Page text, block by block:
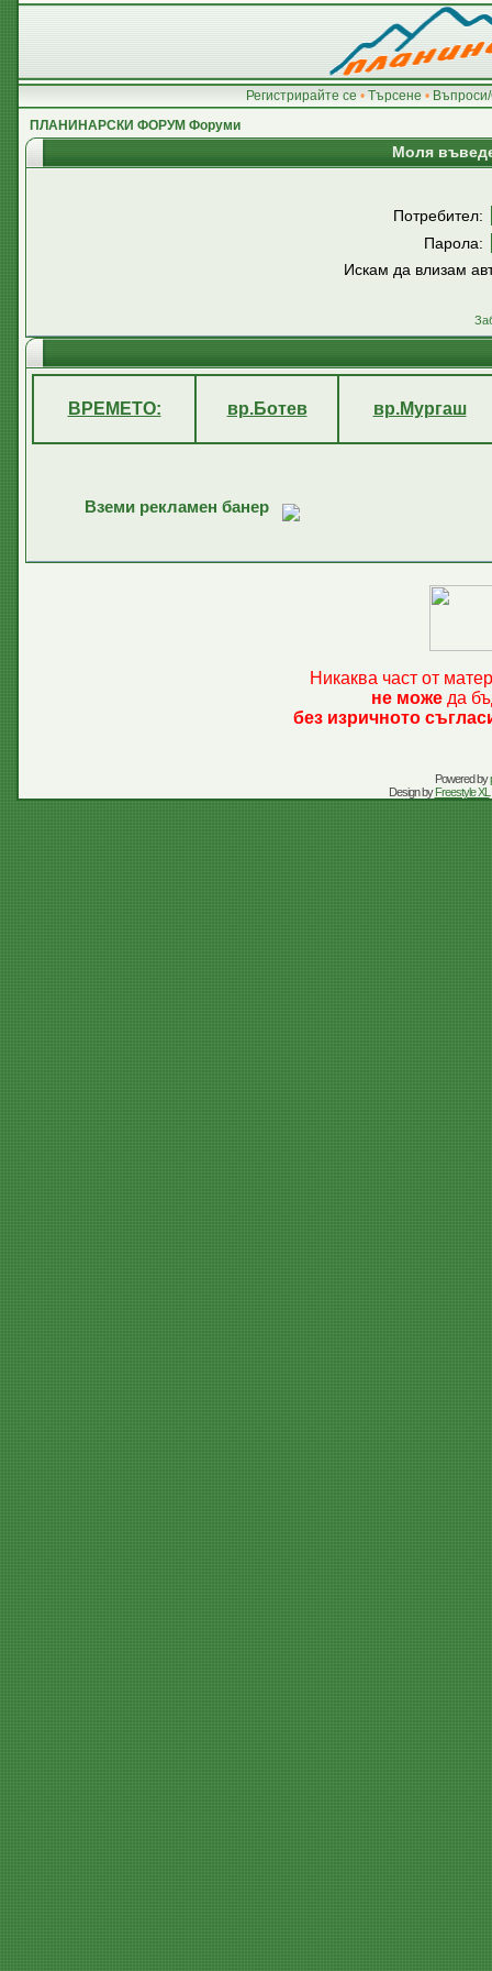
Регистрирайте се • Търсене •
ПЛАНИНАРСКИ ФОРУМ Форуми
Моля
Потребител:
Парола:
Искам да влизам
ВРЕМЕТО: вр.Ботев вр.Мургаш
Вземи рекламен банер
Никаква част от
не може да
без изричното
Powered by
Design byFreestyle XL